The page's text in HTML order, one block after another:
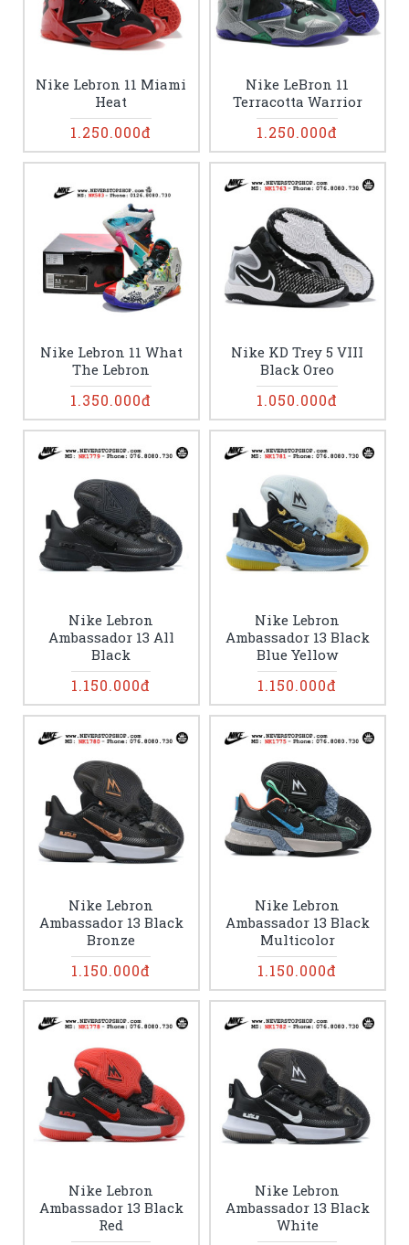
Nike Lebron 11 Miami
Heat
1.250.000đ
Nike LeBron 11
Terracotta Warrior
1.250.000đ
Nike Lebron 11 What
The Lebron
1.350.000đ
Nike KD Trey 5 VIII
Black Oreo
1.050.000đ
Nike Lebron
Ambassador 13 All
Black
1.150.000đ
Nike Lebron
Ambassador 13 Black
Blue Yellow
1.150.000đ
Nike Lebron
Ambassador 13 Black
Bronze
1.150.000đ
Nike Lebron
Ambassador 13 Black
Multicolor
1.150.000đ
Nike Lebron
Ambassador 13 Black
Red
Nike Lebron
Ambassador 13 Black
White